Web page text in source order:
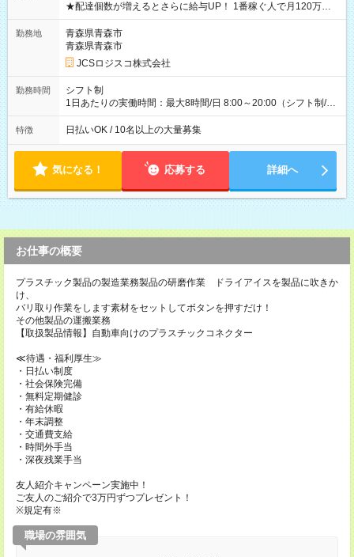
★配達個数が増えるとさらに給与UP！ 1番稼ぐ人で月120万ほ
ど！ ・主要都市エリア 月収55万円／週5日稼働 月収65万~112
万円／週6日稼働 ・地方郊外エリア 月収40万円／週5日稼働 月
収40万円~50万円／週6日稼働 ＜モデルイメージ＞ ■月収50万
円 (27歳男性/江東区在住)※元建築関係 1日150個配達×25日勤務
(日休み) ■月収80万円(43歳男性/墨田区在住)※元営業 1日200個
勤務地
青森県青森市
青森県青森市
JCSロジスコ株式会社
勤務時間
シフト制
1日あたりの実働時間：最大8時間/日 8:00～20:00（シフト制/実
働8時間） ※週5日勤務（場所次第では週4も有り） ※配達状況
によって時間外での勤務可能性有り ※案件により多少の前後あ
特徴 日払いOK / 10名以上の大量募集
気になる！ 応募する 詳細へ
お仕事の概要
プラスチック製品の製造業務製品の研磨作業 ドライアイスを製品に吹きか
け、
バリ取り作業をします素材をセットしてボタンを押すだけ！
その他製品の運搬業務
【取扱製品情報】自動車向けのプラスチックコネクター
≪待遇・福利厚生≫
・日払い制度
・社会保険完備
・無料定期健診
・有給休暇
・年末調整
・交通費支給
・時間外手当
・深夜残業手当
友人紹介キャンペーン実施中！
ご友人のご紹介で3万円ずつプレゼント！
※規定有※
職場の雰囲気